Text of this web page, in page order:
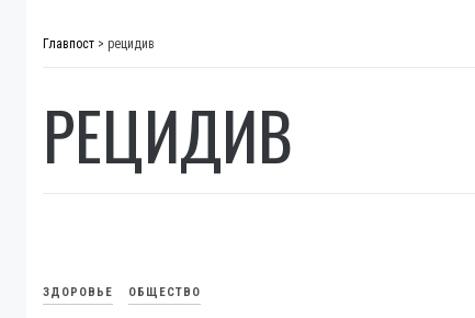
Главпост > рецидив
РЕЦИДИВ
ЗДОРОВЬЕ ОБЩЕСТВО